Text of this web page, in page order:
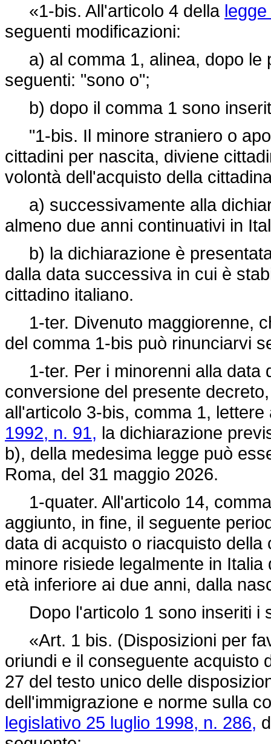
«1-bis. All'articolo 4 della
seguenti modificazioni:
a) al comma 1, alinea, dopo le
seguenti: "sono o";
b) dopo il comma 1 sono
"1-bis. Il minore straniero o
cittadini per nascita, diviene
volontà dell'acquisto della
a) successivamente alla
almeno due anni continuativi in
b) la dichiarazione è
dalla data successiva in cui è
cittadino italiano.
1-ter. Divenuto maggiorenne,
del comma 1-bis può rinunciarvi
1-ter. Per i minorenni alla data
conversione del presente
all'articolo 3-bis, comma 1,
1992, n. 91, la dichiarazione
b), della medesima legge può
Roma, del 31 maggio 2026.
1-quater. All'articolo 14,
aggiunto, in fine, il seguente
data di acquisto o riacquisto
minore risiede legalmente in
età inferiore ai due anni, dalla
Dopo l'articolo 1 sono inseriti i
«Art. 1 bis. (Disposizioni per
oriundi e il conseguente acquisto
27 del testo unico delle
dell'immigrazione e norme sulla
legislativo 25 luglio 1998, n. 286,